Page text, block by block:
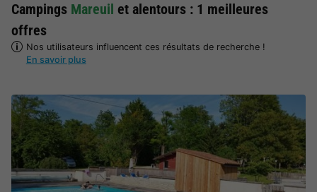
Campings Mareuil et alentours : 1 meilleures
offres
Nos utilisateurs influencent ces résultats de recherche !
En savoir plus